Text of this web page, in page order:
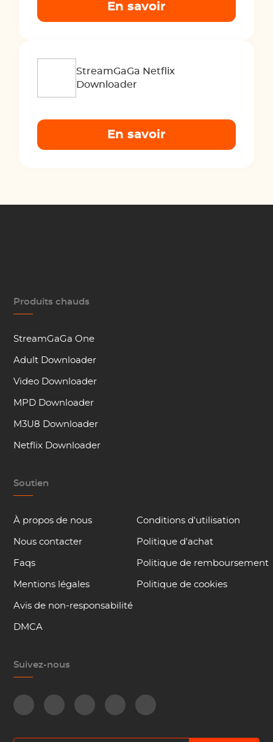
En savoir
StreamGaGa Netflix
Downloader
En savoir
Produits chauds
StreamGaGa One
Adult Downloader
Video Downloader
MPD Downloader
M3U8 Downloader
Netflix Downloader
Soutien
À propos de nous
Nous contacter
Faqs
Mentions légales
Avis de non-responsabilité
DMCA
Conditions d'utilisation
Politique d'achat
Politique de remboursement
Politique de cookies
Suivez-nous